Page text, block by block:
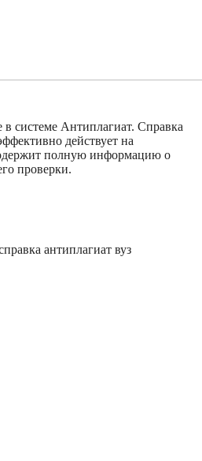
в системе Антиплагиат. Справка
действует на
полную информацию о
проверки.